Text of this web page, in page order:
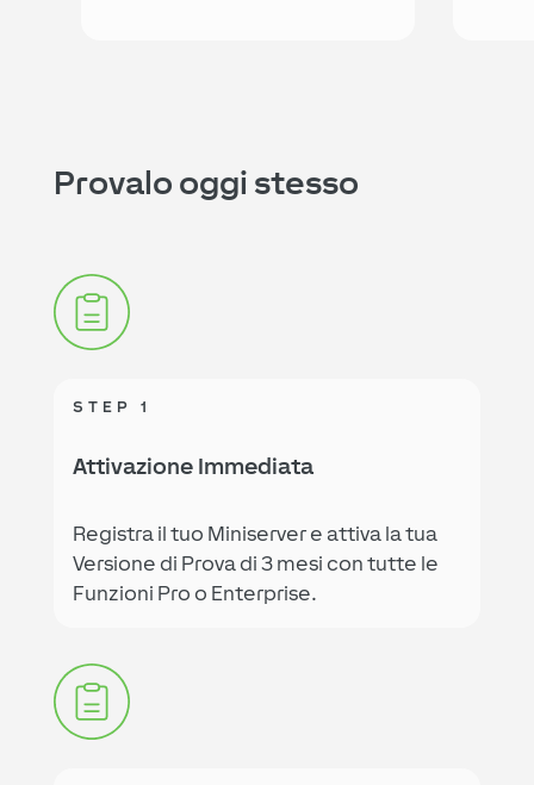
Provalo oggi stesso
STEP 1
Attivazione Immediata
Registra il tuo Miniserver e attiva la tua
Versione di Prova di 3 mesi con tutte le
Funzioni Pro o Enterprise.